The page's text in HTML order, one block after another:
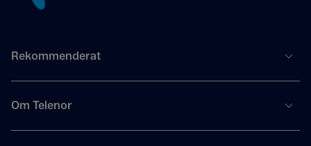
Rekommenderat
Om Telenor